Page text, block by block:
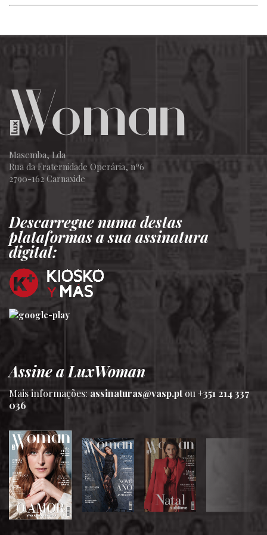
Masemba, Lda
Rua da Fraternidade Operária, nº6
2790-162 Carnaxide
Descarregue numa destas
plataformas a sua assinatura
digital:
Assine a LuxWoman
Mais informações:assinaturas@vasp.ptou +351 214 337
036